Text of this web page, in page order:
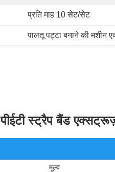
प्रति माह 10 सेट/सेट
पालतू पट्टा बनाने की मशीन
पीईटी स्ट्रैप बैंड
मूल्य